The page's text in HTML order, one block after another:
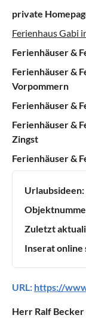
private
Ferienhaus Gabi
Ferienhäuser &
Ferienhäuser &
Vorpommern
Ferienhäuser &
Ferienhäuser &
Zingst
Ferienhäuser &
Urlaubsideen:
Zuletzt
Inserat online
URL: https://
Herr Ralf Becker